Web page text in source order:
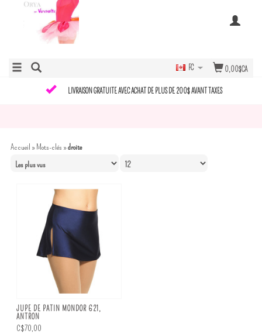
0,00$CA
FC
LIVRAISON GRATUITE AVEC ACHAT DE PLUS DE 200$ AVANT TAXES
Accueil »Mots-clés »droite
JUPE DE PATIN MONDOR 621,
ANTRON
C$70,00